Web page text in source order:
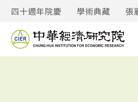
四十週年院慶 學術典藏 張